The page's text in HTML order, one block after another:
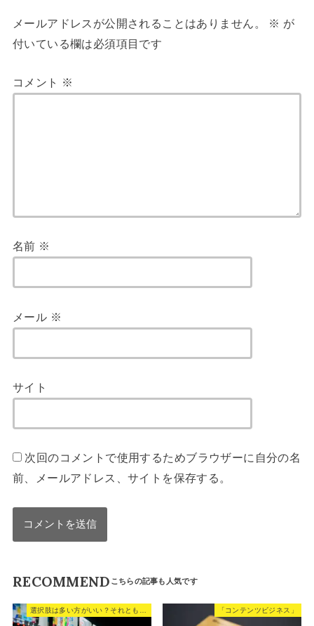
メールアドレスが公開されることはありません。 ※ が
付いている欄は必須項目です
コメント ※
名前 ※
メール ※
サイト
次回のコメントで使用するためブラウザーに自分の名
前、メールアドレス、サイトを保存する。
RECOMMEND
「コンテンツビジネス」